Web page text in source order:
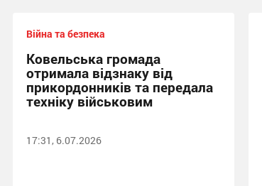
Війна та безпека
Ковельська громада
отримала відзнаку від
прикордонників та передала
техніку військовим
17:31, 6.07.2026